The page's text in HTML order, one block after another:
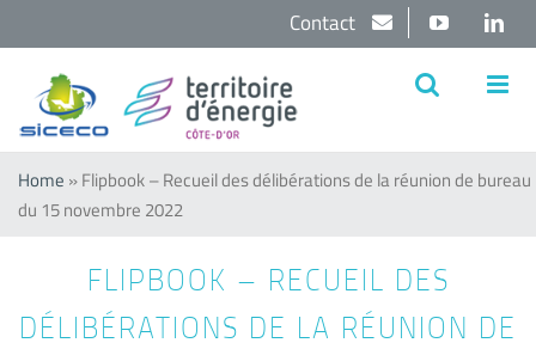
contenu
YouTube
Contact
Home »Flipbook – Recueil des délibérations de la réunion de bureau
du 15 novembre 2022
FLIPBOOK – RECUEIL DES
DÉLIBÉRATIONS DE LA RÉUNION DE